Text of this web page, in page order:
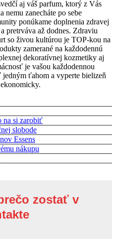
aj váš parfum, ktorý z Vás
zanecháte po sebe
ponúkame doplnenia zdravej
pretrváva až dodnes. Zdraviu
so živou kultúrou je TOP-kou na
zamerané na každodennú
dekoratívnej kozmetiky aj
je vašou každodennou
ťahom a vyperte bielizeň
na si zarobiť
slobode
Essens
nákupu
zostať v